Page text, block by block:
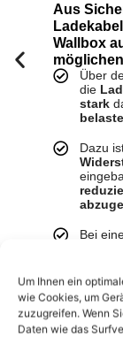
Um Ihnen ein
wie Cookies, um
zuzugreifen. Wenn
Daten wie das
Aus
Wallbox
Über
die
stark
Dazu
Bei
Phase
darf
das